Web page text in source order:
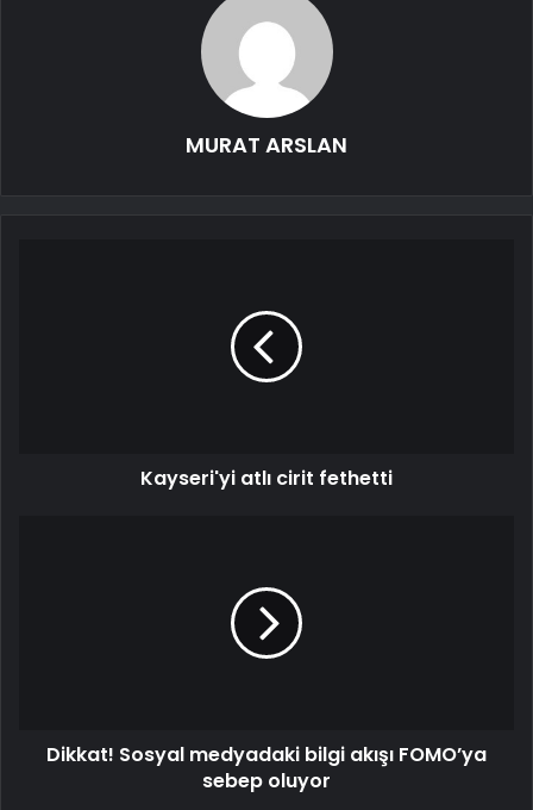
MURAT ARSLAN
Kayseri'yi atlı cirit fethetti
Dikkat! Sosyal medyadaki bilgi akışı FOMO’ya
sebep oluyor